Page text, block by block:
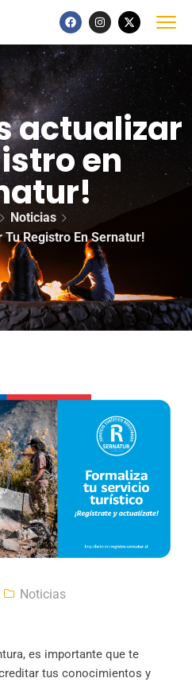
actualizar
en
Noticias
Registro En Sernatur!
Noticias
es importante que te
tus conocimientos y